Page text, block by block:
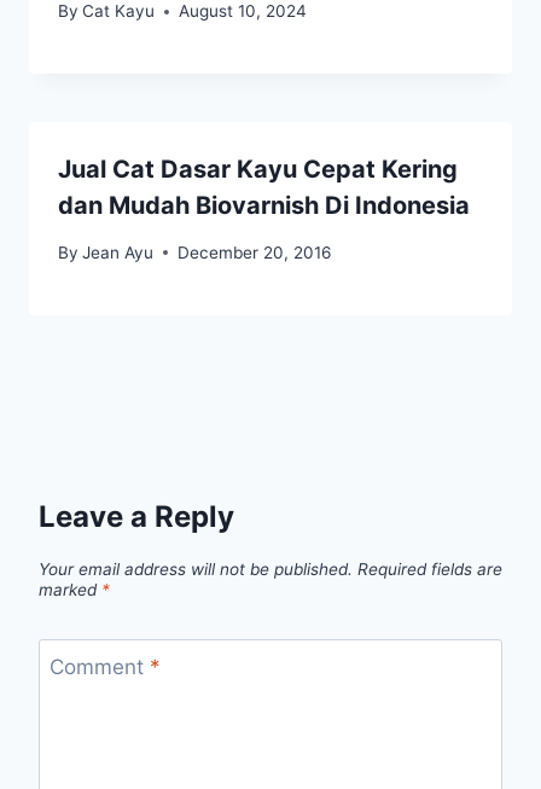
By Cat Kayu August 10, 2024
Jual Cat Dasar Kayu Cepat Kering
dan Mudah Biovarnish Di Indonesia
By Jean Ayu December 20, 2016
Leave a Reply
Your email address will not be published. Required fields are
marked *
Comment *